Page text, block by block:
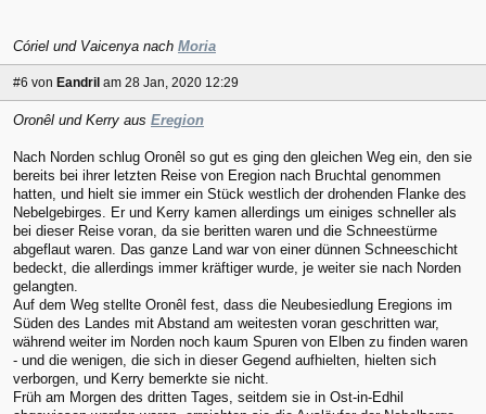
Córiel und Vaicenya nach Moria
#6 von Eandril am 28 Jan, 2020 12:29
Oronêl und Kerry aus Eregion
Nach Norden schlug Oronêl so gut es ging den gleichen Weg ein, den sie
bereits bei ihrer letzten Reise von Eregion nach Bruchtal genommen
hatten, und hielt sie immer ein Stück westlich der drohenden Flanke des
Nebelgebirges. Er und Kerry kamen allerdings um einiges schneller als
bei dieser Reise voran, da sie beritten waren und die Schneestürme
abgeflaut waren. Das ganze Land war von einer dünnen Schneeschicht
bedeckt, die allerdings immer kräftiger wurde, je weiter sie nach Norden
gelangten.
Auf dem Weg stellte Oronêl fest, dass die Neubesiedlung Eregions im
Süden des Landes mit Abstand am weitesten voran geschritten war,
während weiter im Norden noch kaum Spuren von Elben zu finden waren
- und die wenigen, die sich in dieser Gegend aufhielten, hielten sich
verborgen, und Kerry bemerkte sie nicht.
Früh am Morgen des dritten Tages, seitdem sie in Ost-in-Edhil